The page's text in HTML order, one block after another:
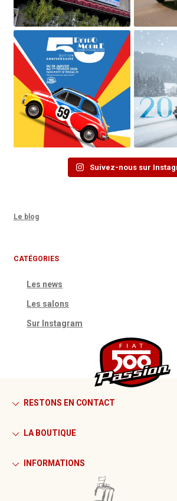
Suivez-nous sur
Le blog
CATÉGORIES
Les news
Les salons
Sur Instagram
RESTONS EN CONTACT
LA BOUTIQUE
INFORMATIONS